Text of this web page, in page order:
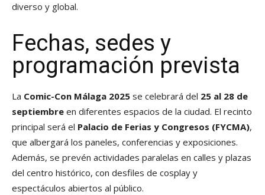
diverso y global.
Fechas, sedes y
programación prevista
La Comic-Con Málaga 2025 se celebrará del 25 al 28 de
septiembre en diferentes espacios de la ciudad. El recinto
principal será el Palacio de Ferias y Congresos (FYCMA),
que albergará los paneles, conferencias y exposiciones.
Además, se prevén actividades paralelas en calles y plazas
del centro histórico, con desfiles de cosplay y
espectáculos abiertos al público.